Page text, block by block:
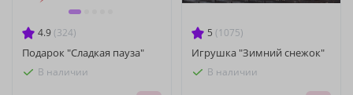
4.9 (324)
Подарок "Сладкая пауза"
В наличии
5 (1075)
Игрушка "Зимний снежок"
В наличии